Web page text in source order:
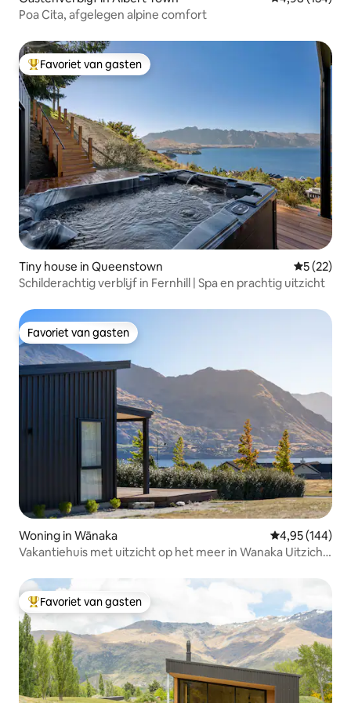
Poa Cita, afgelegen alpine comfort
Topfavoriet van gasten
Favoriet van gasten
Tiny house in Queenstown
5 (22)
Schilderachtig verblijf in Fernhill | Spa en prachtig uitzicht
Favoriet van gasten
Favoriet van gasten
Woning in Wānaka Gemiddelde
4,95 (144)
Vakantiehuis met uitzicht op het meer in Wanaka Uitzicht
Topfavoriet van gasten
Favoriet van gasten